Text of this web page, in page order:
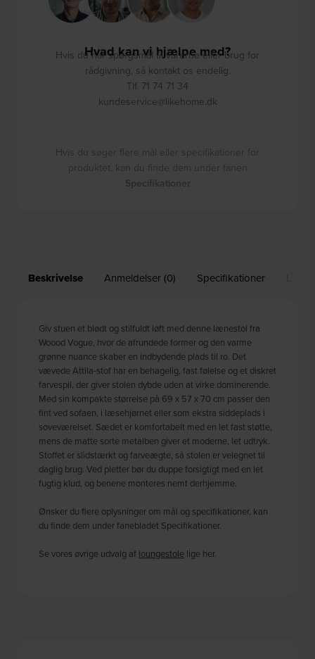
Beskrivelse Anmeldelser (0) Specifikationer
Giv stuen et blødt og stilfuldt løft med denne lænestol fra
Woood Vogue, hvor de afrundede former og den varme
grønne nuance skaber en indbydende plads til ro. Det
vævede Attila-stof har en behagelig, fast følelse og et diskret
farvespil, der giver stolen dybde uden at virke dominerende.
Med sin kompakte størrelse på 69 x 57 x 70 cm passer den
fint ved sofaen, i læsehjørnet eller som ekstra siddeplads i
soveværelset. Sædet er komfortabelt med en let fast støtte,
mens de matte sorte metalben giver et moderne, let udtryk.
Stoffet er slidstærkt og farveægte, så stolen er velegnet til
daglig brug. Ved pletter bør du duppe forsigtigt med en let
fugtig klud, og benene monteres nemt derhjemme.
Ønsker du flere oplysninger om mål og specifikationer, kan
du finde dem under fanebladet Specifikationer.
Se vores øvrige udvalg af loungestole lige her.
Hvad kan vi hjælpe med?
Hvis du har spørgsmål til varerne eller brug for
rådgivning, så kontakt os endelig.
Tlf. 71 74 71 34
kundeservice@likehome.dk
Hvis du søger flere mål eller specifikationer for
produktet, kan du finde dem under fanen
Specifikationer